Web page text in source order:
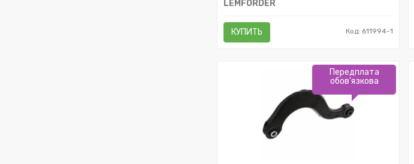
LEMFORDER
КУПИТЬ Код: 611994-1
Передплата
обов'язкова